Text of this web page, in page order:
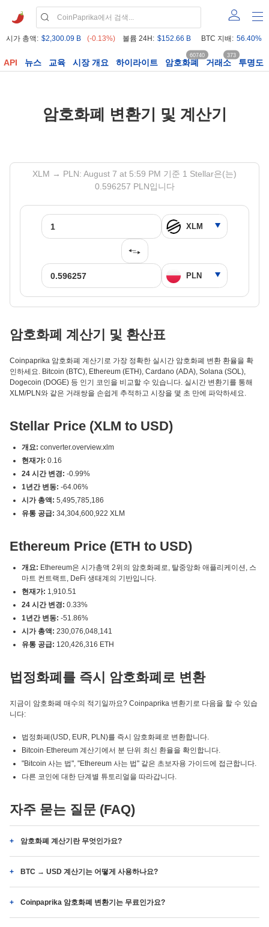
시가 총액: $2,300.09 B (-0.13%) 볼륨 24H: $152.66 B BTC 지배: 56.40%
API 뉴스 교육 시장 개요 하이라이트 암호화폐
60740
거래소
373
투명도
암호화폐 변환기 및 계산기
XLM → PLN: August 7 at 5:59 PM 기준 1 Stellar은(는)
0.596257 PLN입니다
암호화폐 계산기 및 환산표
Coinpaprika 암호화폐 계산기로 가장 정확한 실시간 암호화폐 변환 환율을 확
인하세요. Bitcoin (BTC), Ethereum (ETH), Cardano (ADA), Solana (SOL),
Dogecoin (DOGE) 등 인기 코인을 비교할 수 있습니다. 실시간 변환기를 통해
XLM/PLN와 같은 거래쌍을 손쉽게 추적하고 시장을 몇 초 만에 파악하세요.
Stellar Price (XLM to USD)
개요: converter.overview.xlm
현재가: 0.16
24 시간 변경: -0.99%
1년간 변동: -64.06%
시가 총액: 5,495,785,186
유통 공급: 34,304,600,922 XLM
Ethereum Price (ETH to USD)
개요: Ethereum은 시가총액 2위의 암호화폐로, 탈중앙화 애플리케이션, 스
마트 컨트랙트, DeFi 생태계의 기반입니다.
현재가: 1,910.51
24 시간 변경: 0.33%
1년간 변동: -51.86%
시가 총액: 230,076,048,141
유통 공급: 120,426,316 ETH
법정화폐를 즉시 암호화폐로 변환
지금이 암호화폐 매수의 적기일까요? Coinpaprika 변환기로 다음을 할 수 있습
니다:
법정화폐(USD, EUR, PLN)를 즉시 암호화폐로 변환합니다.
Bitcoin·Ethereum 계산기에서 분 단위 최신 환율을 확인합니다.
"Bitcoin 사는 법", "Ethereum 사는 법" 같은 초보자용 가이드에 접근합니다.
다른 코인에 대한 단계별 튜토리얼을 따라갑니다.
자주 묻는 질문 (FAQ)
암호화폐 계산기란 무엇인가요?
BTC → USD 계산기는 어떻게 사용하나요?
Coinpaprika 암호화폐 변환기는 무료인가요?